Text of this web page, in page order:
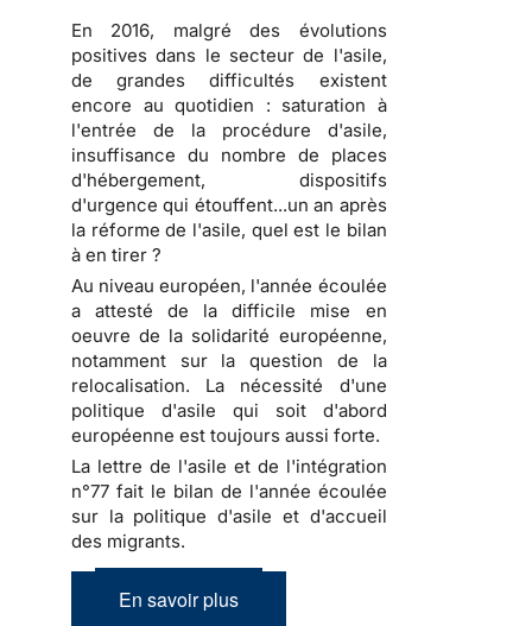
En 2016, malgré des évolutions
positives dans le secteur de l'asile,
de grandes difficultés existent
encore au quotidien : saturation à
l'entrée de la procédure d'asile,
insuffisance du nombre de places
d'hébergement, dispositifs
d'urgence qui étouffent...un an après
la réforme de l'asile, quel est le bilan
à en tirer ?
Au niveau européen, l'année écoulée
a attesté de la difficile mise en
oeuvre de la solidarité européenne,
notamment sur la question de la
relocalisation. La nécessité d'une
politique d'asile qui soit d'abord
européenne est toujours aussi forte.
La lettre de l'asile et de l'intégration
n°77 fait le bilan de l'année écoulée
sur la politique d'asile et d'accueil
des migrants.
En savoir plus